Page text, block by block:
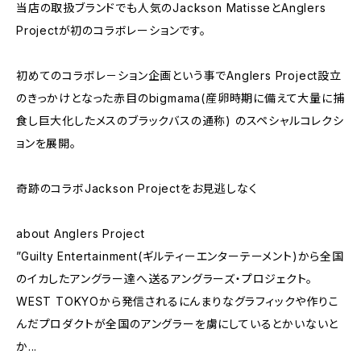
当店の取扱ブランドでも人気のJackson MatisseとAnglers
Projectが初のコラボレーションです。
初めてのコラボレ－ション企画という事でAnglers Project設立
のきっかけとなった赤目のbigmama(産卵時期に備えて大量に捕
食し巨大化したメスのブラックバスの通称) のスペシャルコレクシ
ョンを展開。
奇跡のコラボJackson Projectをお見逃しなく
about Anglers Project
”Guilty Entertainment(ギルティーエンターテーメント)から全国
のイカしたアングラー達へ送るアングラーズ・プロジェクト。
WEST TOKYOから発信されるにんまりなグラフィックや作りこ
んだプロダクトが全国のアングラーを虜にしているとかいないと
か...